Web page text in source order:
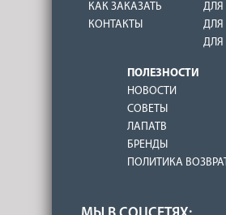
КАК ЗАКАЗАТЬ
КОНТАКТЫ
ДЛЯ
ДЛЯ
ДЛЯ
ПОЛЕЗНОСТИ
НОВОСТИ
СОВЕТЫ
ЛАПАТВ
БРЕНДЫ
ПОЛИТИКА